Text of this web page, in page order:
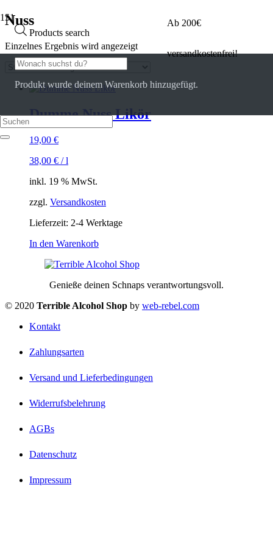
Products search
Ab 200€
versandkostenfrei!
Produktwurde deinem Warenkorb hinzugefügt.
Nuss
Einzelnes Ergebnis wird angezeigt
Dumme Nuss Likör
19,00 €
38,00 € /l
inkl. 19 % MwSt.
zzgl. Versandkosten
Lieferzeit: 2-4 Werktage
In den Warenkorb
Genieße deinen Schnaps verantwortungsvoll.
© 2020 Terrible Alcohol Shop by web-rebel.com
Kontakt
Zahlungsarten
Versand und Lieferbedingungen
Widerrufsbelehrung
AGBs
Datenschutz
Impressum